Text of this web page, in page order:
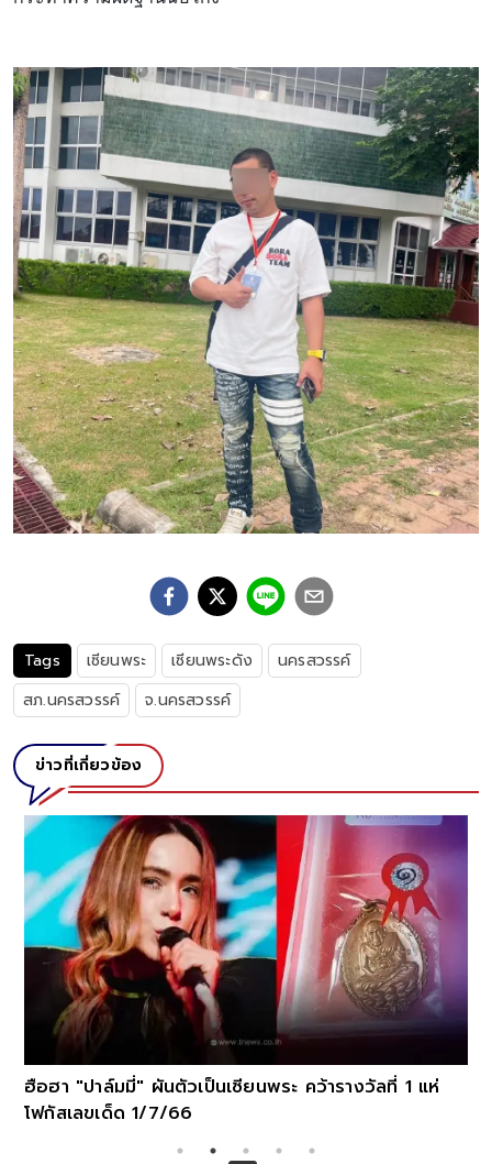
Tags เซียนพระ เซียนพระดัง
นครสวรรค์
สภ.นครสวรรค์
จ.นครสวรรค์
ข่าวที่เกี่ยวข้อง
ฮือฮา "ปาล์มมี่" ผันตัวเป็นเซียนพระ คว้ารางวัลที่ 1 แห่
โฟกัสเลขเด็ด 1/7/66